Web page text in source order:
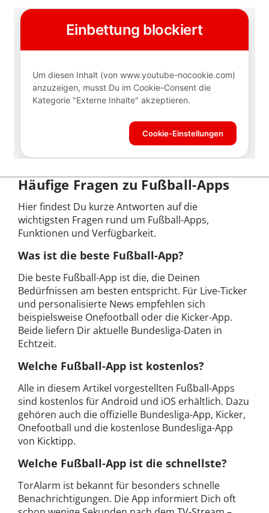
Häufige Fragen zu Fußball-Apps
Hier findest Du kurze Antworten auf die
wichtigsten Fragen rund um Fußball-Apps,
Funktionen und Verfügbarkeit.
Was ist die beste Fußball-App?
Die beste Fußball-App ist die, die Deinen
Bedürfnissen am besten entspricht. Für Live-Ticker
und personalisierte News empfehlen sich
beispielsweise Onefootball oder die Kicker-App.
Beide liefern Dir aktuelle Bundesliga-Daten in
Echtzeit.
Welche Fußball-App ist kostenlos?
Alle in diesem Artikel vorgestellten Fußball-Apps
sind kostenlos für Android und iOS erhältlich. Dazu
gehören auch die offizielle Bundesliga-App, Kicker,
Onefootball und die kostenlose Bundesliga-App
von Kicktipp.
Welche Fußball-App ist die schnellste?
TorAlarm ist bekannt für besonders schnelle
Benachrichtigungen. Die App informiert Dich oft